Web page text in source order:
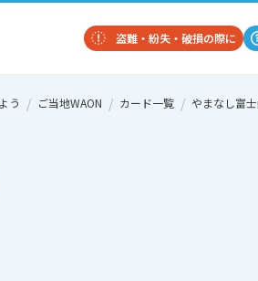
盗難・紛失・破損の際に
う ご当地WAON カード一覧 やまなし富